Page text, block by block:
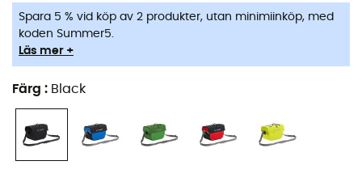
Spara 5 % vid köp av 2 produkter, utan minimiinköp, med
koden Summer5.
Läs mer +
Färg : Black
produktionsställen. För detta kontrollerar de
regelbundet dessa platser. Vaude har därmed uppnått
ledarstatus som FWF endast tilldelar de mest
exemplariska medlemmarna.
vattenavvisande och tillverkade med respekt för miljön,
utan fluorkarbon (PFC). PFC tillhör en grupp kemiska
föreningar som används i många utomhusprodukter för